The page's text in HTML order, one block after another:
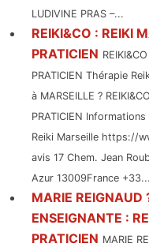
LUDIVINE PRAS –...
REIKI&CO : REIKI
PRATICIEN
PRATICIEN Thérapie
à MARSEILLE ?
PRATICIEN Informations
Reiki Marseille https://
avis 17 Chem. Jean
Azur 13009France +33...
MARIE REIGNAUD
ENSEIGNANTE :
PRATICIEN MARIE